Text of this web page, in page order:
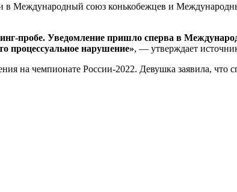
в Международный союз конькобежцев и
пробе. Уведомление пришло сперва в
процессуальное нарушение», — утверждает
на чемпионате России‑2022. Девушка заявила,